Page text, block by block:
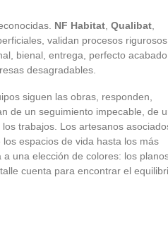
NF Habitat Qualibat
validan procesos
bienal, entrega, perfecto acabado,
desagradables.
siguen las obras, responden,
de un seguimiento impecable, de
trabajos. Los artesanos
espacios de vida hasta los más
una elección de colores: los
cuenta para encontrar el